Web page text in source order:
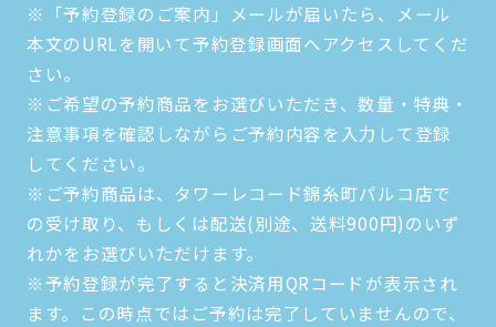
※「予約登録のご案内」メールが届いたら、メール
本文のURLを開いて予約登録画面へアクセスしてくだ
さい。
※ご希望の予約商品をお選びいただき、数量・特典・
注意事項を確認しながらご予約内容を入力して登録
してください。
※ご予約商品は、タワーレコード錦糸町パルコ店で
の受け取り、もしくは配送(別途、送料900円)のいず
れかをお選びいただけます。
※予約登録が完了すると決済用QRコードが表示され
ます。この時点ではご予約は完了していませんので、